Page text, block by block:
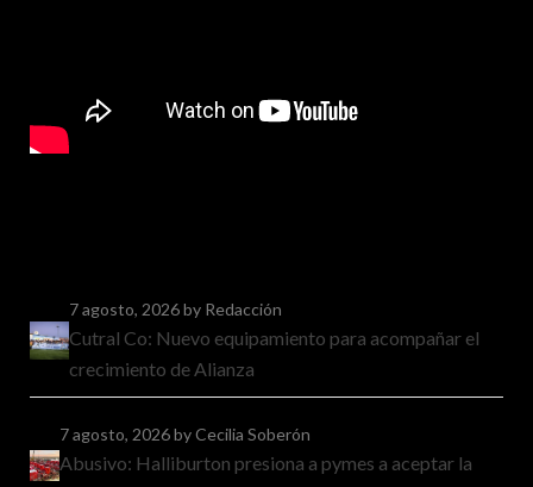
7 agosto, 2026by Redacción
Cutral Co: Nuevo equipamiento para acompañar el
crecimiento de Alianza
7 agosto, 2026by Cecilia Soberón
Abusivo: Halliburton presiona a pymes a aceptar la